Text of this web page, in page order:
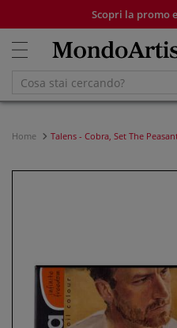
Scopri la promo
Home Talens - Cobra, Set The